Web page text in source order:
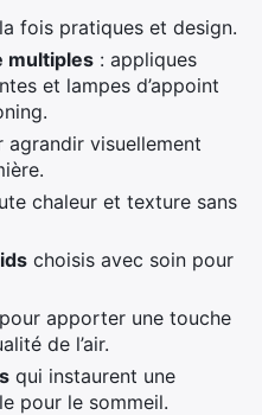
fois pratiques et design.
multiples : appliques
et lampes d’appoint
agrandir visuellement
chaleur et texture sans
choisis avec soin pour
pour apporter une touche
de l’air.
qui instaurent une
pour le sommeil.